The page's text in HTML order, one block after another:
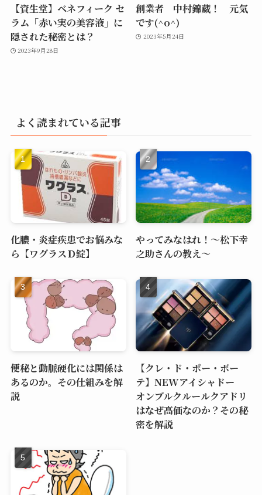
【資生堂】ベネフィーク セ
ラム「赤い実の美容液」に
隠された秘密とは？
2023年9月28日
創業者 中村錦蔵！ 元気
です(^o^)
2023年5月24日
よく読まれている記事
化膿・炎症疾患でお悩みな
ら【ワグラスＤ錠】
やってみなはれ！～松下幸
之助さんの教え～
便秘と動脈硬化には関係は
あるのか。その仕組みを解
説
【クレ・ド・ポー・ボー
テ】NEWアイシャドー
オンブルクルールクアドリ
はなぜ高価なのか？その秘
密を解説